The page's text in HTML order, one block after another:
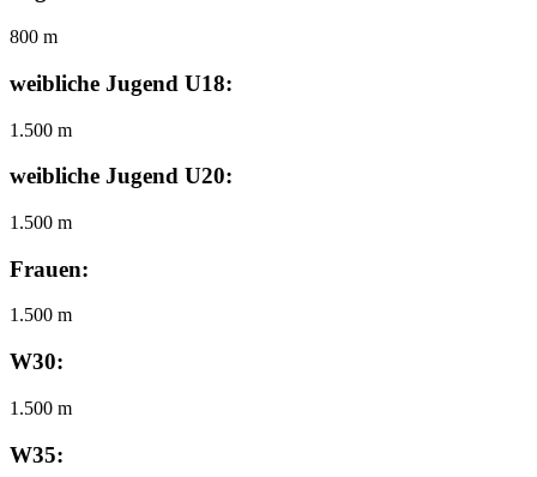
800 m
weibliche Jugend U18:
1.500 m
weibliche Jugend U20:
1.500 m
Frauen:
1.500 m
W30:
1.500 m
W35: